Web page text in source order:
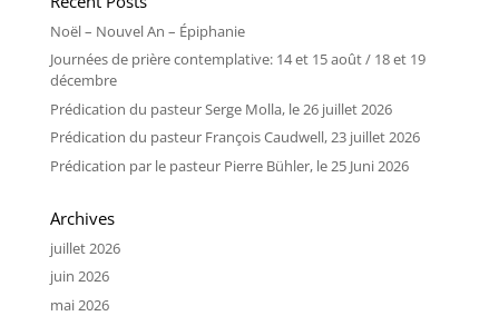
Noël – Nouvel An – Épiphanie
Journées de prière contemplative: 14 et 15 août / 18 et 19
décembre
Prédication du pasteur Serge Molla, le 26 juillet 2026
Prédication du pasteur François Caudwell, 23 juillet 2026
Prédication par le pasteur Pierre Bühler, le 25 Juni 2026
Archives
juillet 2026
juin 2026
mai 2026